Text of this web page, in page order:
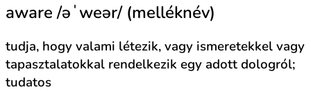
aware /əˈweər/ (melléknév)
tudja, hogy valami létezik, vagy ismeretekkel vagy
tapasztalatokkal rendelkezik egy adott dologról;
tudatos